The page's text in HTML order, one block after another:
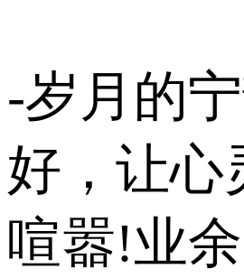
-岁月的
好，让心
喧嚣!业